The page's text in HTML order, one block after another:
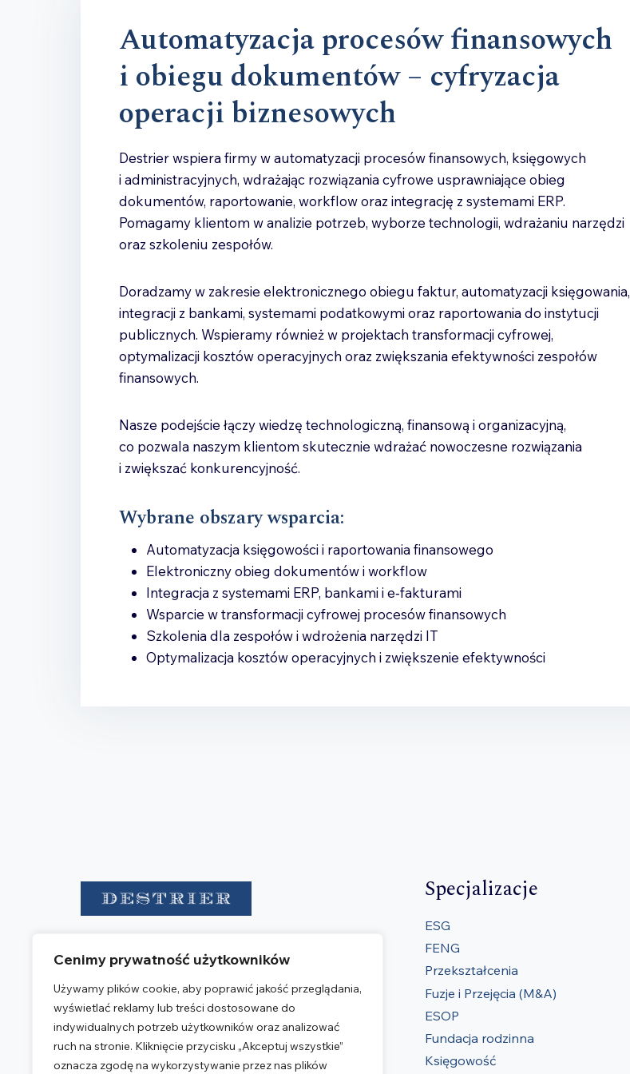
Cenimy prywatność użytkowników
Używamy plików cookie, aby poprawić jakość przeglądania,
wyświetlać reklamy lub treści dostosowane do
indywidualnych potrzeb użytkowników oraz analizować
ruch na stronie. Kliknięcie przycisku „Akceptuj wszystkie”
oznacza zgodę na wykorzystywanie przez nas plików
Automatyzacja procesów finansowych
i obiegu dokumentów – cyfryzacja
operacji biznesowych
Destrier wspiera firmy w automatyzacji procesów finansowych, księgowych
i administracyjnych, wdrażając rozwiązania cyfrowe usprawniające obieg
dokumentów, raportowanie, workflow oraz integrację z systemami ERP.
Pomagamy klientom w analizie potrzeb, wyborze technologii, wdrażaniu narzędzi
oraz szkoleniu zespołów.
Doradzamy w zakresie elektronicznego obiegu faktur, automatyzacji księgowania,
integracji z bankami, systemami podatkowymi oraz raportowania do instytucji
publicznych. Wspieramy również w projektach transformacji cyfrowej,
optymalizacji kosztów operacyjnych oraz zwiększania efektywności zespołów
finansowych.
Nasze podejście łączy wiedzę technologiczną, finansową i organizacyjną,
co pozwala naszym klientom skutecznie wdrażać nowoczesne rozwiązania
i zwiększać konkurencyjność.
Wybrane obszary wsparcia:
Automatyzacja księgowości i raportowania finansowego
Elektroniczny obieg dokumentów i workflow
Integracja z systemami ERP, bankami i e‑fakturami
Wsparcie w transformacji cyfrowej procesów finansowych
Szkolenia dla zespołów i wdrożenia narzędzi IT
Optymalizacja kosztów operacyjnych i zwiększenie efektywności
doradczych zapewniających obsługę
w zakresie kancelarii prawnej,
księgowości oraz podatków.
NASZE BIURO
Warsaw Corporate Center
Specjalizacje
ESG
FENG
Przekształcenia
Fuzje i Przejęcia (M&A)
ESOP
Fundacja rodzinna
Księgowość